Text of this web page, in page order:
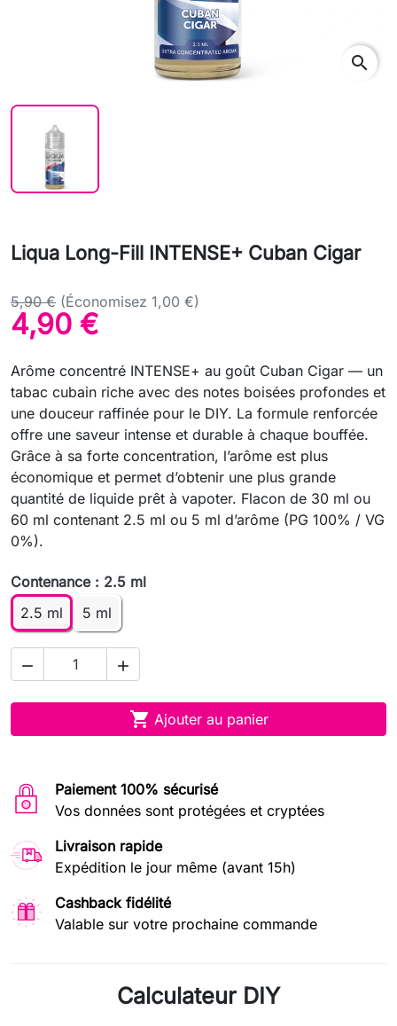
search
Liqua Long-Fill INTENSE+ Cuban Cigar
5,90 € (Économisez 1,00 €)
4,90 €
Arôme concentré INTENSE+ au goût Cuban Cigar — un
tabac cubain riche avec des notes boisées profondes et
une douceur raffinée pour le DIY. La formule renforcée
offre une saveur intense et durable à chaque bouffée.
Grâce à sa forte concentration, l’arôme est plus
économique et permet d’obtenir une plus grande
quantité de liquide prêt à vapoter. Flacon de 30 ml ou
60 ml contenant 2.5 ml ou 5 ml d’arôme (PG 100% / VG
0%).
Contenance : 2.5 ml
2.5 ml
5 ml
 
 Ajouter au panier
Paiement 100% sécurisé
Vos données sont protégées et cryptées
Livraison rapide
Expédition le jour même (avant 15h)
Cashback fidélité
Valable sur votre prochaine commande
Calculateur DIY